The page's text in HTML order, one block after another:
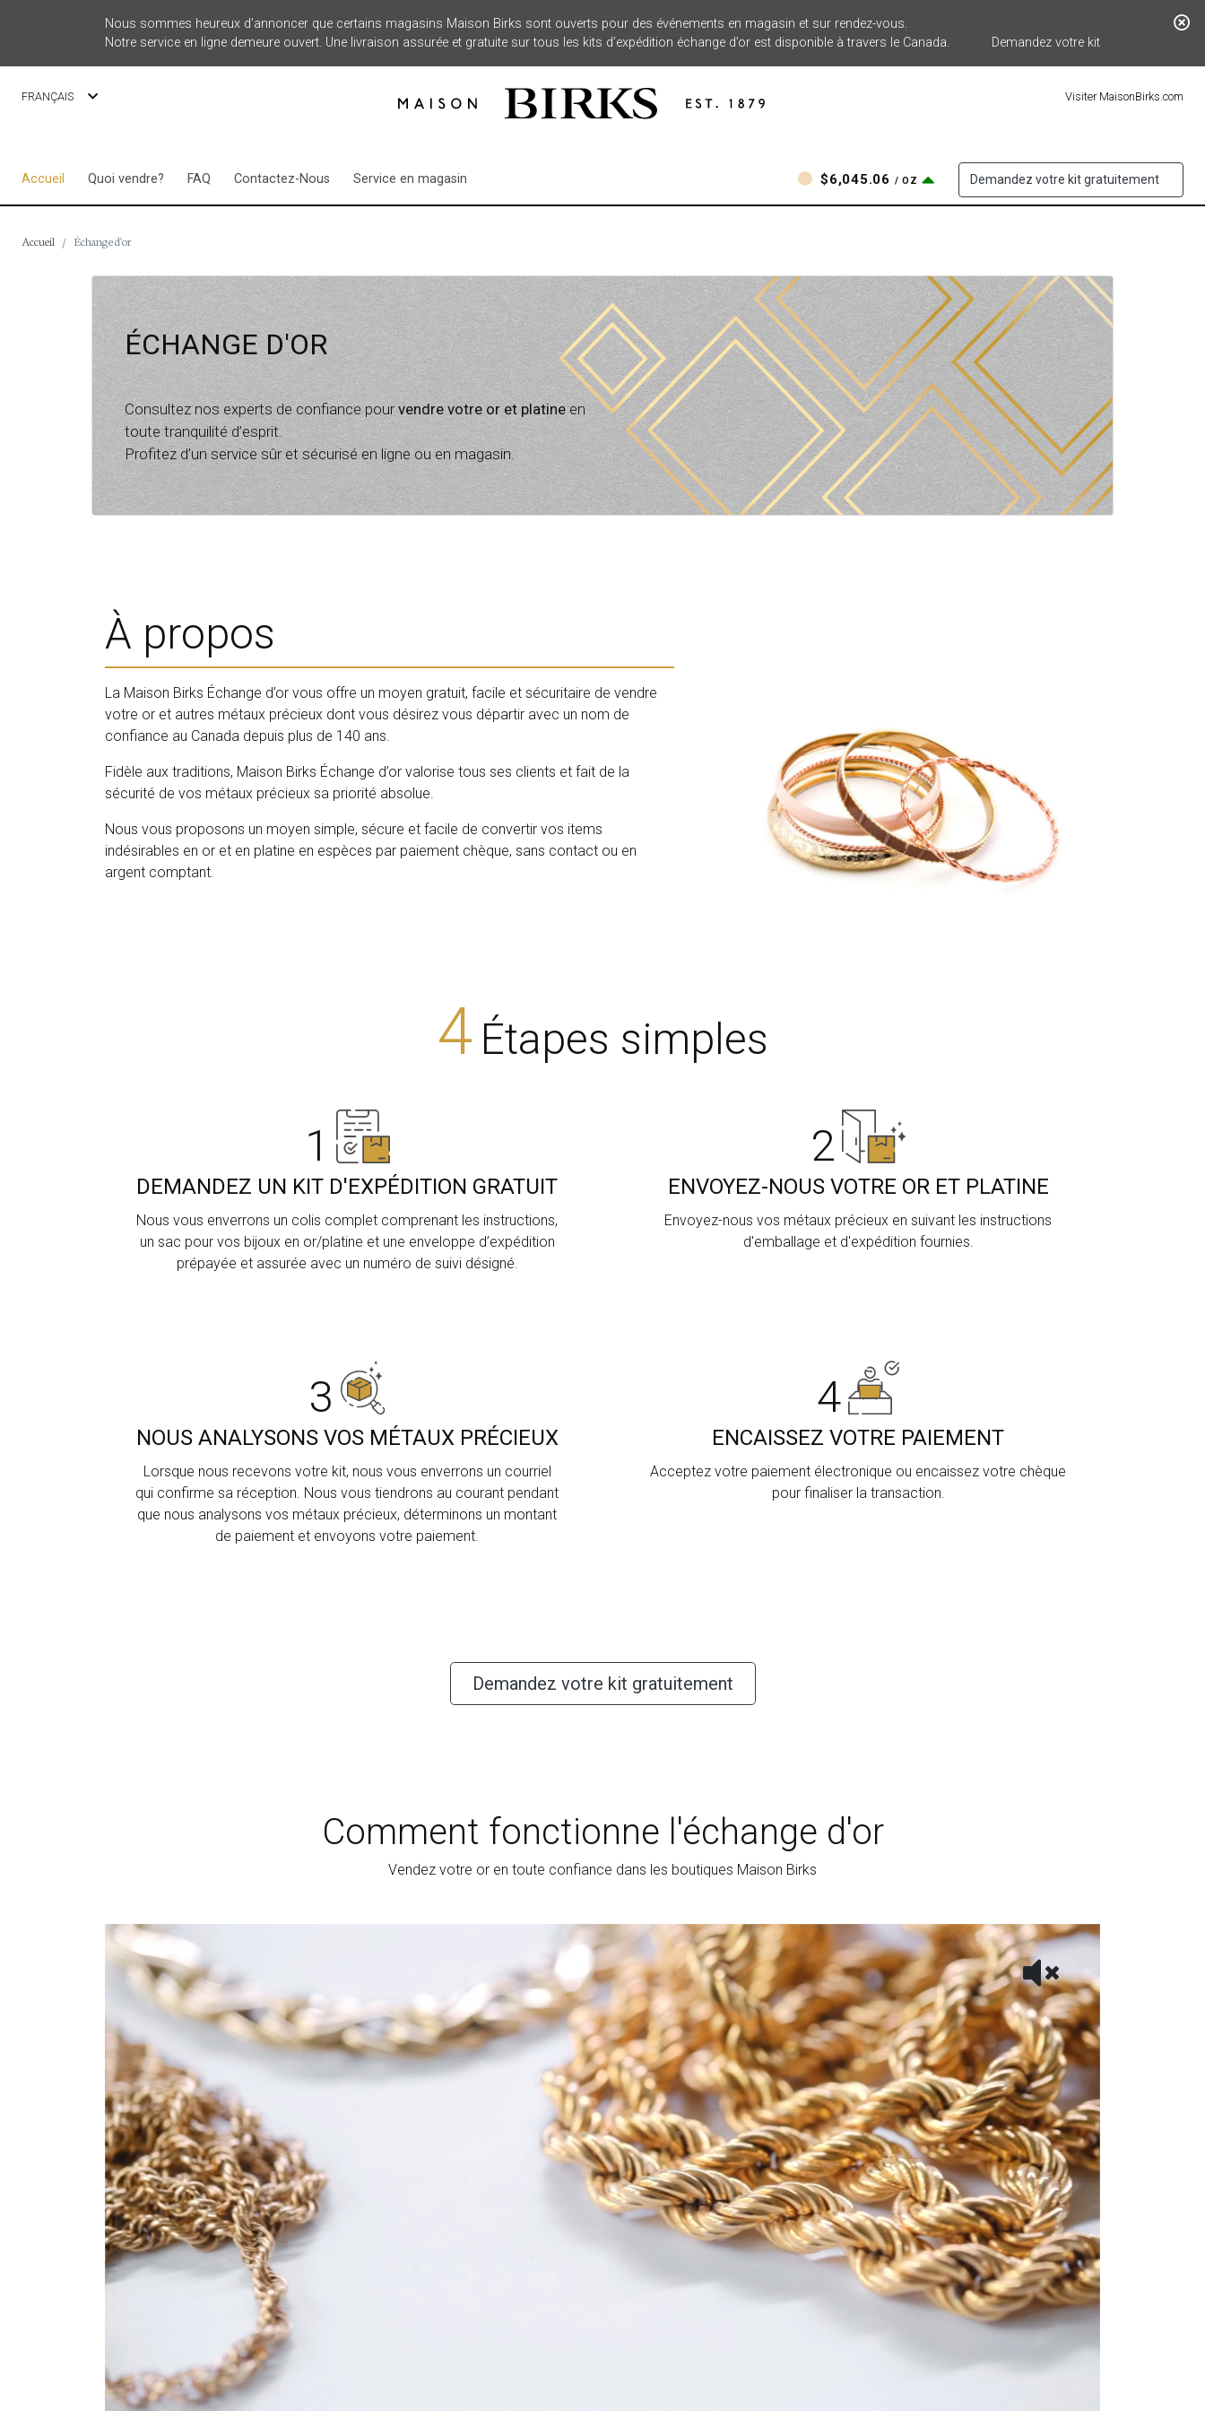
Nous sommes heureux d’annoncer que certains magasins Maison Birks sont ouverts pour des événements en magasin et sur rendez-vous.
Notre service en ligne demeure ouvert. Une livraison assurée et gratuite sur tous les kits d’expédition échange d’or est disponible à travers le Canada.
Demandez votre kit
FRANÇAIS Visiter MaisonBirks.com
Accueil Quoi vendre? FAQ Contactez-Nous Service en magasin $6,045.06 / OZ Demandez votre kit gratuitement
Accueil Échange d'or
ÉCHANGE D'OR
Consultez nos experts de confiance pourvendre votre or et platineen
toute tranquilité d’esprit.
Profitez d’un service sûr et sécurisé en ligne ou en magasin.
À propos
La Maison Birks Échange d’or vous offre un moyen gratuit, facile et sécuritaire de vendre
votre or et autres métaux précieux dont vous désirez vous départir avec un nom de
confiance au Canada depuis plus de 140 ans.
Fidèle aux traditions, Maison Birks Échange d’or valorise tous ses clients et fait de la
sécurité de vos métaux précieux sa priorité absolue.
Nous vous proposons un moyen simple, sécure et facile de convertir vos items
indésirables en or et en platine en espèces par paiement chèque, sans contact ou en
argent comptant.
4 Étapes simples
1
DEMANDEZ UN KIT D'EXPÉDITION GRATUIT
Nous vous enverrons un colis complet comprenant les instructions,
un sac pour vos bijoux en or/platine et une enveloppe d’expédition
prépayée et assurée avec un numéro de suivi désigné.
2
ENVOYEZ-NOUS VOTRE OR ET PLATINE
Envoyez-nous vos métaux précieux en suivant les instructions
d'emballage et d'expédition fournies.
3
NOUS ANALYSONS VOS MÉTAUX PRÉCIEUX
Lorsque nous recevons votre kit, nous vous enverrons un courriel
qui confirme sa réception. Nous vous tiendrons au courant pendant
que nous analysons vos métaux précieux, déterminons un montant
de paiement et envoyons votre paiement.
4
ENCAISSEZ VOTRE PAIEMENT
Acceptez votre paiement électronique ou encaissez votre chèque
pour finaliser la transaction.
Demandez votre kit gratuitement
Comment fonctionne l'échange d'or
Vendez votre or en toute confiance dans les boutiques Maison Birks